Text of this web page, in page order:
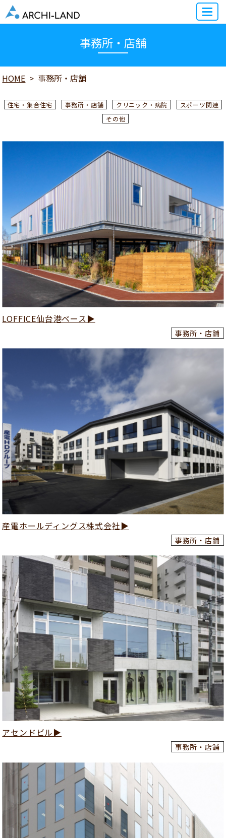
事務所・店舗
HOME 事務所・店舗
住宅・集合住宅 事務所・店舗 クリニック・病院
スポーツ関連
その他
LOFFICE仙台港ベース▶
事務所・店舗
産電ホールディングス株式会社▶
事務所・店舗
アセンドビル▶
事務所・店舗